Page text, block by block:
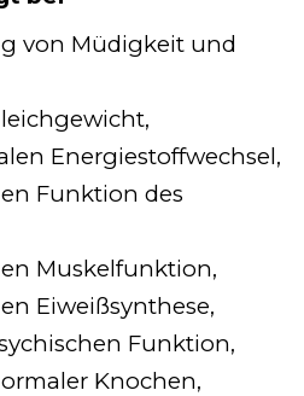
von Müdigkeit und
Energiestoffwechsel,
Funktion des
Muskelfunktion,
Eiweißsynthese,
Funktion,
Knochen,